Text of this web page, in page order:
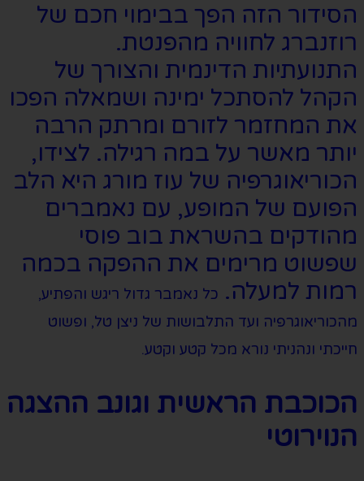
הסידור הזה הפך בבימוי חכם של
רוזנברג לחוויה מהפנטת.
התנועתיות הדינמית והצורך של
הקהל להסתכל ימינה ושמאלה הפכו
את המחזמר לזורם ומרתק הרבה
יותר מאשר על במה רגילה. לצידו,
הכוריאוגרפיה של עוז מורג היא הלב
הפועם של המופע, עם נאמברים
מהודקים בהשראת בוב פוסי
שפשוט מרימים את ההפקה בכמה
רמות למעלה. כל נאמבר גדול ריגש והפתיע,
מהכוריאוגרפיה ועד התלבושות של ניצן טל, ופשוט
חייכתי ונהניתי נורא מכל קטע וקטע.
הכוכבת הראשית וגונב ההצגה
הנוירוטי